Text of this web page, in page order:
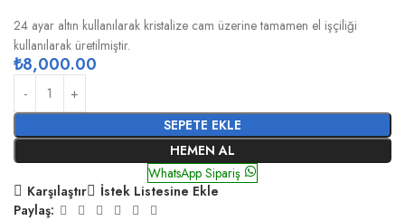
24 ayar altın kullanılarak kristalize cam üzerine tamamen el işçiliği
kullanılarak üretilmiştir.
₺8,000.00
SEPETE EKLE
HEMEN AL
WhatsApp Sipariş
Karşılaştır
İstek Listesine Ekle
Paylaş: